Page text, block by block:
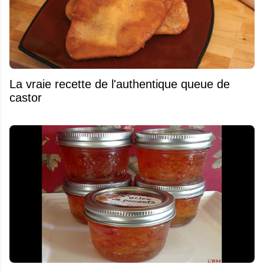
La vraie recette de l'authentique queue de
castor